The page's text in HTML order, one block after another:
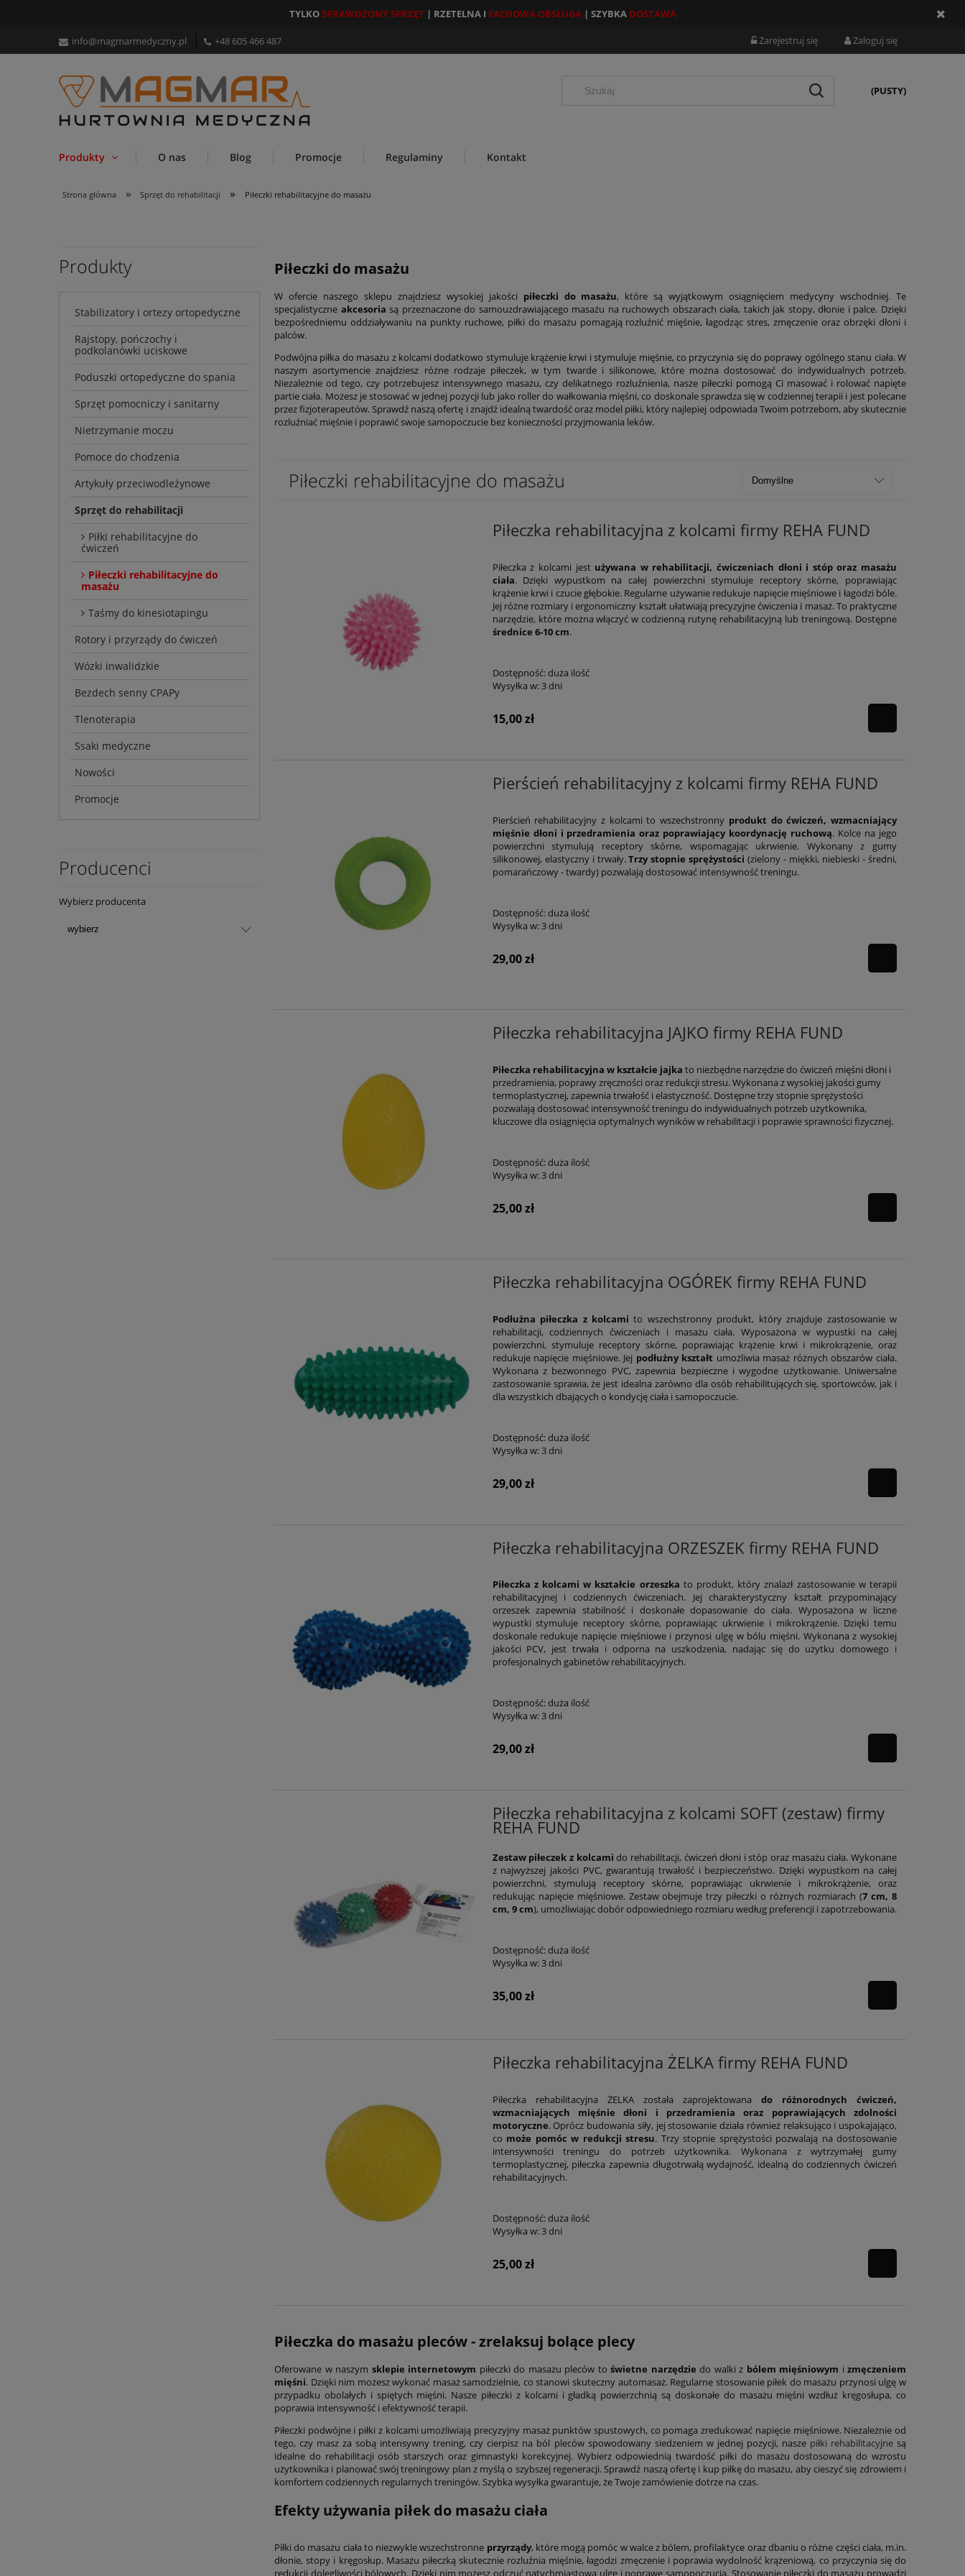
TYLKOSPRAWDZONY SPRZĘT| RZETELNA I FACHOWA OBSŁUGA| SZYBKA DOSTAWA
info@magmarmedyczny.pl +48 605 466 487 Zarejestruj się Zaloguj się
(PUSTY)
Produkty O nas Blog Promocje Regulaminy Kontakt
Strona główna » Sprzęt do rehabilitacji » Piłeczki rehabilitacyjne do masażu
Produkty
Stabilizatory i ortezy ortopedyczne
Rajstopy, pończochy i
podkolanówki uciskowe
Poduszki ortopedyczne do spania
Sprzęt pomocniczy i sanitarny
Nietrzymanie moczu
Pomoce do chodzenia
Artykuły przeciwodleżynowe
Sprzęt do rehabilitacji
Piłki rehabilitacyjne do
ćwiczeń
Piłeczki rehabilitacyjne do
masażu
Taśmy do kinesiotapingu
Rotory i przyrządy do ćwiczeń
Wózki inwalidzkie
Bezdech senny CPAPy
Tlenoterapia
Ssaki medyczne
Nowości
Promocje
Producenci
Wybierz producenta
Piłeczki do masażu
W ofercie naszego sklepu znajdziesz wysokiej jakości piłeczki do masażu, które są wyjątkowym osiągnięciem medycyny wschodniej. Te
specjalistyczne akcesoria są przeznaczone do samouzdrawiającego masażu na ruchowych obszarach ciała, takich jak stopy, dłonie i palce. Dzięki
bezpośredniemu oddziaływaniu na punkty ruchowe, piłki do masażu pomagają rozluźnić mięśnie, łagodząc stres, zmęczenie oraz obrzęki dłoni i
palców.
Podwójna piłka do masażu z kolcami dodatkowo stymuluje krążenie krwi i stymuluje mięśnie, co przyczynia się do poprawy ogólnego stanu ciała. W
naszym asortymencie znajdziesz różne rodzaje piłeczek, w tym twarde i silikonowe, które można dostosować do indywidualnych potrzeb.
Niezależnie od tego, czy potrzebujesz intensywnego masażu, czy delikatnego rozluźnienia, nasze piłeczki pomogą Ci masować i rolować napięte
partie ciała. Możesz je stosować w jednej pozycji lub jako roller do wałkowania mięśni, co doskonale sprawdza się w codziennej terapii i jest polecane
przez fizjoterapeutów. Sprawdź naszą ofertę i znajdź idealną twardość oraz model piłki, który najlepiej odpowiada Twoim potrzebom, aby skutecznie
rozluźniać mięśnie i poprawić swoje samopoczucie bez konieczności przyjmowania leków.
Piłeczki rehabilitacyjne do masażu
Piłeczka rehabilitacyjna z kolcami firmy REHA FUND
Piłeczka z kolcami jest używana w rehabilitacji, ćwiczeniach dłoni i stóp oraz masażu
ciała. Dzięki wypustkom na całej powierzchni stymuluje receptory skórne, poprawiając
krążenie krwi i czucie głębokie. Regularne używanie redukuje napięcie mięśniowe i łagodzi bóle.
Jej różne rozmiary i ergonomiczny kształt ułatwiają precyzyjne ćwiczenia i masaż. To praktyczne
narzędzie, które można włączyć w codzienną rutynę rehabilitacyjną lub treningową. Dostępne
średnice 6-10 cm.
Dostępność:duża ilość
Wysyłka w:3 dni
15,00 zł
Pierścień rehabilitacyjny z kolcami firmy REHA FUND
Pierścień rehabilitacyjny z kolcami to wszechstronny produkt do ćwiczeń, wzmacniający
mięśnie dłoni i przedramienia oraz poprawiający koordynację ruchową. Kolce na jego
powierzchni stymulują receptory skórne, wspomagając ukrwienie. Wykonany z gumy
silikonowej, elastyczny i trwały.Trzy stopnie sprężystości (zielony - miękki, niebieski - średni,
pomarańczowy - twardy) pozwalają dostosować intensywność treningu.
Dostępność:duża ilość
Wysyłka w: 3 dni
29,00 zł
Piłeczka rehabilitacyjna JAJKO firmy REHA FUND
Piłeczka rehabilitacyjna w kształcie jajka to niezbędne narzędzie do ćwiczeń mięśni dłoni i
przedramienia, poprawy zręczności oraz redukcji stresu. Wykonana z wysokiej jakości gumy
termoplastycznej, zapewnia trwałość i elastyczność. Dostępne trzy stopnie sprężystości
pozwalają dostosować intensywność treningu do indywidualnych potrzeb użytkownika,
kluczowe dla osiągnięcia optymalnych wyników w rehabilitacji i poprawie sprawności fizycznej.
Dostępność:duża ilość
Wysyłka w: 3 dni
25,00 zł
Piłeczka rehabilitacyjna OGÓREK firmy REHA FUND
Podłużna piłeczka z kolcami to wszechstronny produkt, który znajduje zastosowanie w
rehabilitacji, codziennych ćwiczeniach i masażu ciała. Wyposażona w wypustki na całej
powierzchni, stymuluje receptory skórne, poprawiając krążenie krwi i mikrokrążenie, oraz
redukuje napięcie mięśniowe. Jej podłużny kształt umożliwia masaż różnych obszarów ciała.
Wykonana z bezwonnego PVC, zapewnia bezpieczne i wygodne użytkowanie. Uniwersalne
zastosowanie sprawia, że jest idealna zarówno dla osób rehabilitujących się, sportowców, jak i
dla wszystkich dbających o kondycję ciała i samopoczucie.
Dostępność:duża ilość
Wysyłka w: 3 dni
29,00 zł
Piłeczka rehabilitacyjna ORZESZEK firmy REHA FUND
Piłeczka z kolcami w kształcie orzeszka to produkt, który znalazł zastosowanie w terapii
rehabilitacyjnej i codziennych ćwiczeniach. Jej charakterystyczny kształt przypominający
orzeszek zapewnia stabilność i doskonałe dopasowanie do ciała. Wyposażona w liczne
wypustki stymuluje receptory skórne, poprawiając ukrwienie i mikrokrążenie. Dzięki temu
doskonale redukuje napięcie mięśniowe i przynosi ulgę w bólu mięśni. Wykonana z wysokiej
jakości PCV, jest trwała i odporna na uszkodzenia, nadając się do użytku domowego i
profesjonalnych gabinetów rehabilitacyjnych.
Dostępność:duża ilość
Wysyłka w:3 dni
29,00 zł
Piłeczka rehabilitacyjna z kolcami SOFT (zestaw) firmy
REHA FUND
Zestaw piłeczek z kolcami do rehabilitacji, ćwiczeń dłoni i stóp oraz masażu ciała. Wykonane
z najwyższej jakości PVC, gwarantują trwałość i bezpieczeństwo. Dzięki wypustkom na całej
powierzchni, stymulują receptory skórne, poprawiając ukrwienie i mikrokrążenie, oraz
redukując napięcie mięśniowe. Zestaw obejmuje trzy piłeczki o różnych rozmiarach (7 cm, 8
cm, 9 cm), umożliwiając dobór odpowiedniego rozmiaru według preferencji i zapotrzebowania.
Dostępność:duża ilość
Wysyłka w:3 dni
35,00 zł
Piłeczka rehabilitacyjna ŻELKA firmy REHA FUND
Piłeczka rehabilitacyjna ŻELKA została zaprojektowana do różnorodnych ćwiczeń,
wzmacniających mięśnie dłoni i przedramienia oraz poprawiających zdolności
motoryczne. Oprócz budowania siły, jej stosowanie działa również relaksująco i uspokajająco,
co może pomóc w redukcji stresu. Trzy stopnie sprężystości pozwalają na dostosowanie
intensywności treningu do potrzeb użytkownika. Wykonana z wytrzymałej gumy
termoplastycznej, piłeczka zapewnia długotrwałą wydajność, idealną do codziennych ćwiczeń
rehabilitacyjnych.
Dostępność:duża ilość
Wysyłka w:3 dni
25,00 zł
Piłeczka do masażu pleców - zrelaksuj bolące plecy
Oferowane w naszym sklepie internetowym piłeczki do masażu pleców to świetne narzędzie do walki z bólem mięśniowym i zmęczeniem
mięśni. Dzięki nim możesz wykonać masaż samodzielnie, co stanowi skuteczny automasaż. Regularne stosowanie piłek do masażu przynosi ulgę w
przypadku obolałych i spiętych mięśni. Nasze piłeczki z kolcami i gładką powierzchnią są doskonałe do masażu mięśni wzdłuż kręgosłupa, co
poprawia intensywność i efektywność terapii.
Piłeczki podwójne i piłki z kolcami umożliwiają precyzyjny masaż punktów spustowych, co pomaga zredukować napięcie mięśniowe. Niezależnie od
tego, czy masz za sobą intensywny trening, czy cierpisz na ból pleców spowodowany siedzeniem w jednej pozycji, nasze piłki rehabilitacyjnesą
idealne do rehabilitacji osób starszych oraz gimnastyki korekcyjnej. Wybierz odpowiednią twardość piłki do masażu dostosowaną do wzrostu
użytkownika i planować swój treningowy plan z myślą o szybszej regeneracji. Sprawdź naszą ofertę i kup piłkę do masażu, aby cieszyć się zdrowiem i
komfortem codziennych regularnych treningów. Szybka wysyłka gwarantuje, że Twoje zamówienie dotrze na czas.
Efekty używania piłek do masażu ciała
Piłki do masażu ciała to niezwykle wszechstronne przyrządy, które mogą pomóc w walce z bólem, profilaktyce oraz dbaniu o różne części ciała, m.in.
dłonie, stopy i kręgosłup. Masażu piłeczką skutecznie rozluźnia mięśnie, łagodzi zmęczenie i poprawia wydolność krążeniową, co przyczynia się do
redukcji dolegliwości bólowych. Dzięki nim możesz odczuć natychmiastową ulgę i poprawę samopoczucia. Stosowanie piłeczki do masażu prowadzi